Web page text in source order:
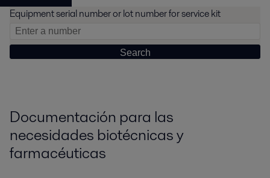
Equipment serial number or lot number for service kit
Documentación para las
necesidades biotécnicas y
farmacéuticas